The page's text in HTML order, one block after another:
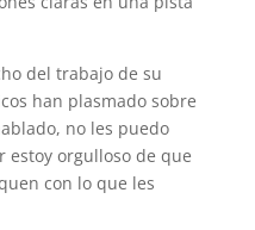
del trabajo de su
han plasmado sobre
no les puedo
estoy orgulloso de que
con lo que les